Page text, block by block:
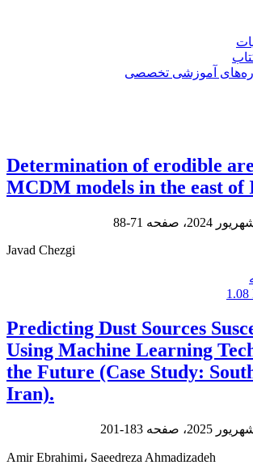
آموزشی تخصصی
Determination of erodible
MCDM models in the east of
71-88
Javad Chezgi
1.08
Predicting Dust Sources
Using Machine Learning
the Future (Case Study:
Iran).
183-201
Amir Ebrahimi، Saeedreza Ahmadizadeh